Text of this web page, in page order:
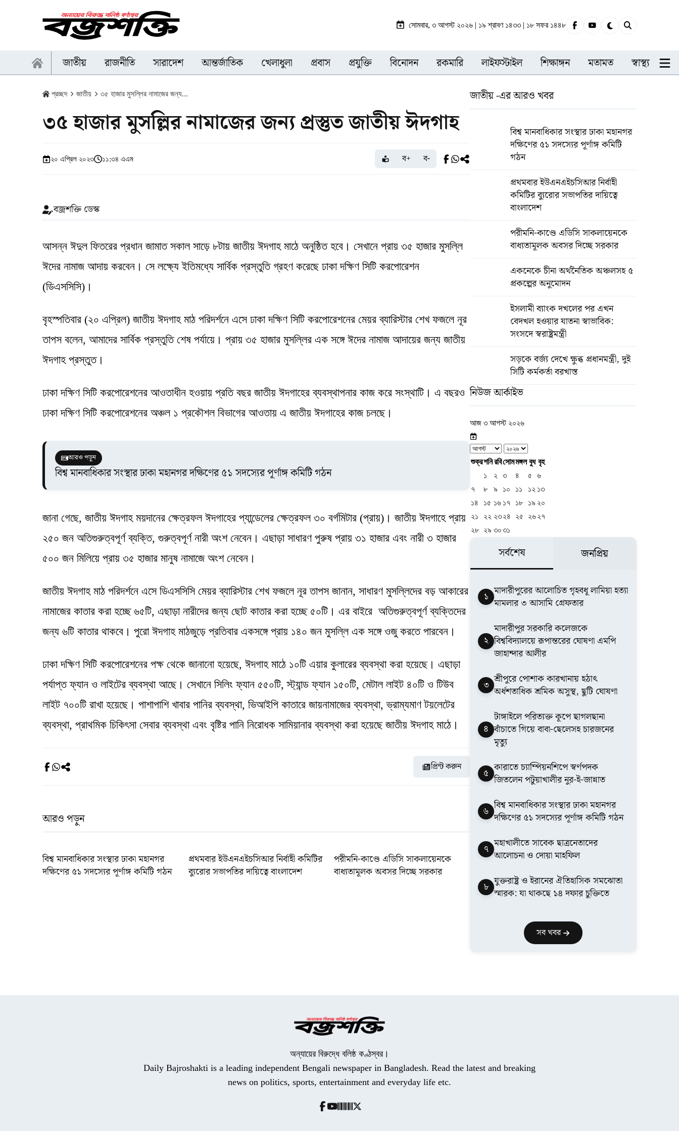
সোমবার, ৩ আগস্ট ২০২৬ | ১৯ শ্রাবণ ১৪৩৩ | ১৮ সফর ১৪৪৮
জাতীয় রাজনীতি সারাদেশ আন্তর্জাতিক খেলাধুলা প্রবাস প্রযুক্তি বিনোদন রকমারি লাইফস্টাইল শিক্ষাঙ্গন মতামত স্বাস্থ্য
প্রচ্ছদ জাতীয় ৩৫ হাজার মুসল্লির নামাজের জন্য...
৩৫ হাজার মুসল্লির নামাজের জন্য প্রস্তুত জাতীয় ঈদগাহ
২০ এপ্রিল ২০২৩ ১১:৩৪ এএম ব+ ব-
বজ্রশক্তি ডেস্ক
আসন্ন ঈদুল ফিতরের প্রধান জামাত সকাল সাড়ে ৮টায় জাতীয় ঈদগাহ মাঠে অনুষ্ঠিত হবে। সেখানে প্রায় ৩৫ হাজার মুসল্লি
ঈদের নামাজ আদায় করবেন। সে লক্ষ্যে ইতিমধ্যে সার্বিক প্রস্তুতি গ্রহণ করেছে ঢাকা দক্ষিণ সিটি করপোরেশন
(ডিএসসিসি)।
বৃহস্পতিবার (২০ এপ্রিল) জাতীয় ঈদগাহ মাঠ পরিদর্শনে এসে ঢাকা দক্ষিণ সিটি করপোরেশনের মেয়র ব্যারিস্টার শেখ ফজলে নূর
তাপস বলেন, আমাদের সার্বিক প্রস্তুতি শেষ পর্যায়ে। প্রায় ৩৫ হাজার মুসল্লির এক সঙ্গে ঈদের নামাজ আদায়ের জন্য জাতীয়
ঈদগাহ প্রস্তুত।
ঢাকা দক্ষিণ সিটি করপোরেশনের আওতাধীন হওয়ায় প্রতি বছর জাতীয় ঈদগাহের ব্যবস্থাপনার কাজ করে সংস্থাটি। এ বছরও
ঢাকা দক্ষিণ সিটি করপোরেশনের অঞ্চল ১ প্রকৌশল বিভাগের আওতায় এ জাতীয় ঈদগাহের কাজ চলছে।
আরও পড়ুন
বিশ্ব মানবাধিকার সংস্থার ঢাকা মহানগর দক্ষিণের ৫১ সদস্যের পূর্ণাঙ্গ কমিটি গঠন
জানা গেছে, জাতীয় ঈদগাহ ময়দানের ক্ষেত্রফল ঈদগাহের প্যান্ডেলের ক্ষেত্রফল ৩০ বর্গমিটার (প্রায়)। জাতীয় ঈদগাহে প্রায়
২৫০ জন অতিগুরুত্বপূর্ণ ব্যক্তি, গুরুত্বপূর্ণ নারী অংশ নেবেন। এছাড়া সাধারণ পুরুষ প্রায় ৩১ হাজার এবং নারী ৩ হাজার
৫০০ জন মিলিয়ে প্রায় ৩৫ হাজার মানুষ নামাজে অংশ নেবেন।
জাতীয় ঈদগাহ মাঠ পরিদর্শনে এসে ডিএসসিসি মেয়র ব্যারিস্টার শেখ ফজলে নূর তাপস জানান, সাধারণ মুসল্লিদের বড় আকারের
নামাজের কাতার করা হচ্ছে ৬৫টি, এছাড়া নারীদের জন্য ছোট কাতার করা হচ্ছে ৫০টি। এর বাইরে অতিগুরুত্বপূর্ণ ব্যক্তিদের
জন্য ৬টি কাতার থাকবে। পুরো ঈদগাহ মাঠজুড়ে প্রতিবার একসঙ্গে প্রায় ১৪০ জন মুসল্লি এক সঙ্গে ওজু করতে পারবেন।
ঢাকা দক্ষিণ সিটি করপোরেশনের পক্ষ থেকে জানানো হয়েছে, ঈদগাহ মাঠে ১০টি এয়ার কুলারের ব্যবস্থা করা হয়েছে। এছাড়া
পর্যাপ্ত ফ্যান ও লাইটের ব্যবস্থা আছে। সেখানে সিলিং ফ্যান ৫৫০টি, স্ট্যান্ড ফ্যান ১৫০টি, মেটাল লাইট ৪০টি ও টিউব
লাইট ৭০০টি রাখা হয়েছে। পাশাপাশি খাবার পানির ব্যবস্থা, ভিআইপি কাতারে জায়নামাজের ব্যবস্থা, ভ্রাম্যমাণ টয়লেটের
ব্যবস্থা, প্রাথমিক চিকিৎসা সেবার ব্যবস্থা এবং বৃষ্টির পানি নিরোধক সামিয়ানার ব্যবস্থা করা হয়েছে জাতীয় ঈদগাহ মাঠে।
প্রিন্ট করুন
আরও পড়ুন
বিশ্ব মানবাধিকার সংস্থার ঢাকা মহানগর
দক্ষিণের ৫১ সদস্যের পূর্ণাঙ্গ কমিটি গঠন
প্রথমবার ইউএনএইচসিআর নির্বাহী কমিটির
ব্যুরোর সভাপতির দায়িত্বে বাংলাদেশ
পরীমনি-কাণ্ডে এডিসি সাকলায়েনকে
বাধ্যতামূলক অবসর দিচ্ছে সরকার
জাতীয় -এর আরও খবর
বিশ্ব মানবাধিকার সংস্থার ঢাকা মহানগর
দক্ষিণের ৫১ সদস্যের পূর্ণাঙ্গ কমিটি
গঠন
প্রথমবার ইউএনএইচসিআর নির্বাহী
কমিটির ব্যুরোর সভাপতির দায়িত্বে
বাংলাদেশ
পরীমনি-কাণ্ডে এডিসি সাকলায়েনকে
বাধ্যতামূলক অবসর দিচ্ছে সরকার
একনেকে চীনা অর্থনৈতিক অঞ্চলসহ ৫
প্রকল্পের অনুমোদন
ইসলামী ব্যাংক দখলের পর এখন
বেদখল হওয়ার যাতনা স্বাভাবিক:
সংসদে স্বরাষ্ট্রমন্ত্রী
সড়কে বর্জ্য দেখে ক্ষুব্ধ প্রধানমন্ত্রী, দুই
সিটি কর্মকর্তা বরখাস্ত
নিউজ আর্কাইভ
আজ ৩ আগস্ট ২০২৬
শুক্রশনিরবিসোমমঙ্গল বুধ বৃহ
১
২ ৩ ৪ ৫
৬
৭
৮ ৯ ১০ ১১ ১২ ১৩
১৪
১৫ ১৬ ১৭ ১৮ ১৯ ২০
২১
২২ ২৩২৪ ২৫ ২৬২৭
২৮ ২৯ ৩০৩১
সর্বশেষ জনপ্রিয়
১ মাদারীপুরের আলোচিত গৃহবধূ লামিয়া হত্যা
মামলার ৩ আসামি গ্রেফতার
২
মাদারীপুর সরকারি কলেজকে
বিশ্ববিদ্যালয়ে রূপান্তরের ঘোষণা এমপি
জাহান্দার আলীর
৩ শ্রীপুরে পোশাক কারখানায় হঠাৎ
অর্ধশতাধিক শ্রমিক অসুস্থ, ছুটি ঘোষণা
৪
টাঙ্গাইলে পরিত্যক্ত কূপে ছাগলছানা
বাঁচাতে গিয়ে বাবা-ছেলেসহ চারজনের
মৃত্যু
৫ কারাতে চ্যাম্পিয়নশিপে স্বর্ণপদক
জিতলেন পটুয়াখালীর নুর-ই-জান্নাত
৬ বিশ্ব মানবাধিকার সংস্থার ঢাকা মহানগর
দক্ষিণের ৫১ সদস্যের পূর্ণাঙ্গ কমিটি গঠন
৭ মহাখালীতে সাবেক ছাত্রনেতাদের
আলোচনা ও দোয়া মাহফিল
৮ যুক্তরাষ্ট্র ও ইরানের ঐতিহাসিক সমঝোতা
স্মারক: যা থাকছে ১৪ দফার চুক্তিতে
সব খবর
অন্যায়ের বিরুদ্ধে বলিষ্ঠ কণ্ঠস্বর।
Daily Bajroshakti is a leading independent Bengali newspaper in Bangladesh. Read the latest and breaking
news on politics, sports, entertainment and everyday life etc.